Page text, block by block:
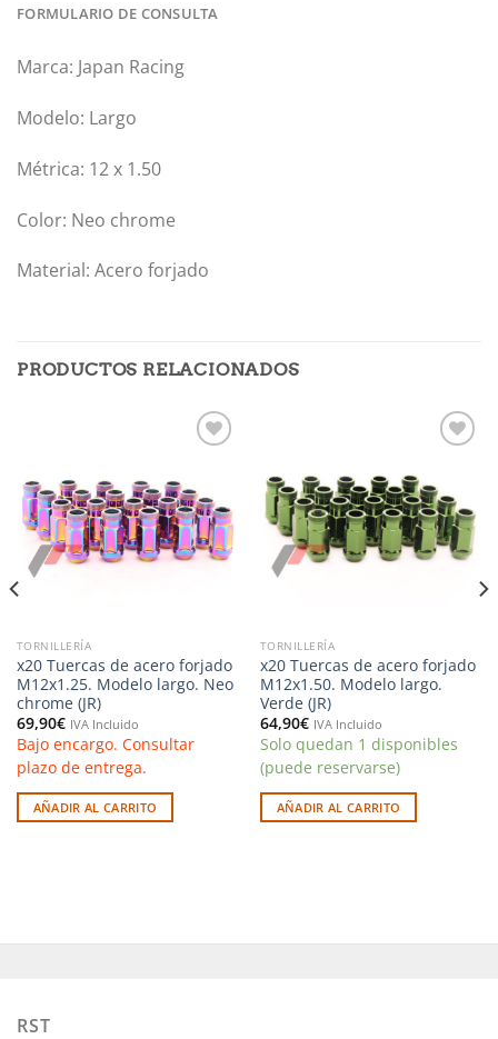
FORMULARIO DE CONSULTA
Marca: Japan Racing
Modelo: Largo
Métrica: 12 x 1.50
Color: Neo chrome
Material: Acero forjado
PRODUCTOS RELACIONADOS
lista de
deseos
TORNILLERÍA
x20 Tuercas de acero forjado
M12x1.25. Modelo largo. Neo
chrome (JR)
69,90€ IVA Incluido
Bajo encargo. Consultar
plazo de entrega.
AÑADIR AL CARRITO
lista de
deseos
TORNILLERÍA
x20 Tuercas de acero forjado
M12x1.50. Modelo largo.
Verde (JR)
64,90€ IVA Incluido
Solo quedan 1 disponibles
(puede reservarse)
AÑADIR AL CARRITO
RST